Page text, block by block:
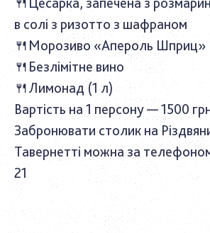
в солі з ризотто з шафраном
🍴 Морозиво «Апероль Шприц»
🍴 Безлімітне вино
🍴Лимонад (1 л)
Вартість на 1 персону — 1500
Забронювати столик на
Тавернетті можна за
21